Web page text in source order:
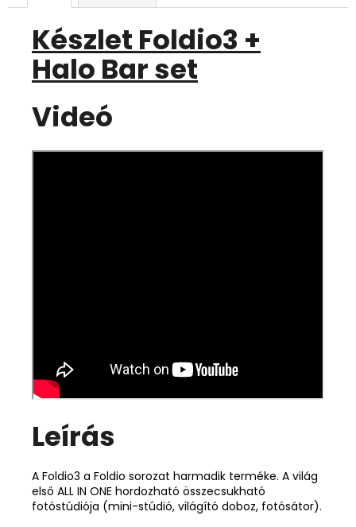
Készlet Foldio3 +
Halo Bar set
Videó
Leírás
A Foldio3 a Foldio sorozat harmadik terméke. A világ
első ALL IN ONE hordozható összecsukható
fotóstúdiója (mini-stúdió, világító doboz, fotósátor).